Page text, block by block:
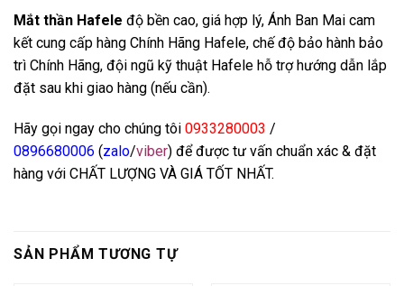
Mắt thần Hafele độ bền cao, giá hợp lý, Ánh Ban Mai cam
kết cung cấp hàng Chính Hãng Hafele, chế độ bảo hành bảo
trì Chính Hãng, đội ngũ kỹ thuật Hafele hỗ trợ hướng dẫn lắp
đặt sau khi giao hàng (nếu cần).
Hãy gọi ngay cho chúng tôi 0933280003 /
0896680006 (zalo/viber) để được tư vấn chuẩn xác & đặt
hàng với CHẤT LƯỢNG VÀ GIÁ TỐT NHẤT.
SẢN PHẨM TƯƠNG TỰ